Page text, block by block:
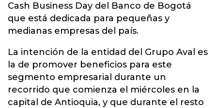
Cash Business Day del Banco de Bogotá
que está dedicada para pequeñas y
medianas empresas del país.
La intención de la entidad del Grupo Aval es
la de promover beneficios para este
segmento empresarial durante un
recorrido que comienza el miércoles en la
capital de Antioquia, y que durante el resto